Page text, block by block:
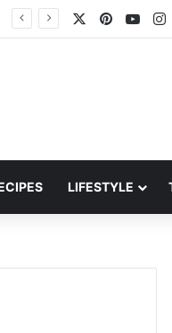
Pinterest
LIFESTYLE